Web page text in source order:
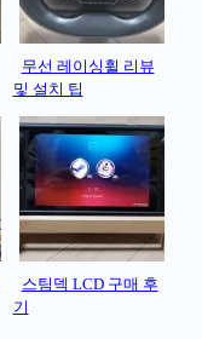
무선 레이싱휠 리뷰
및 설치 팁
스팀덱 LCD 구매 후
기